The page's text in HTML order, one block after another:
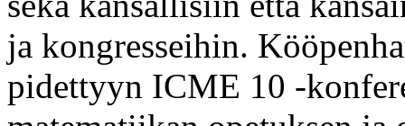
ja kongresseihin.
pidettyyn ICME 10 -